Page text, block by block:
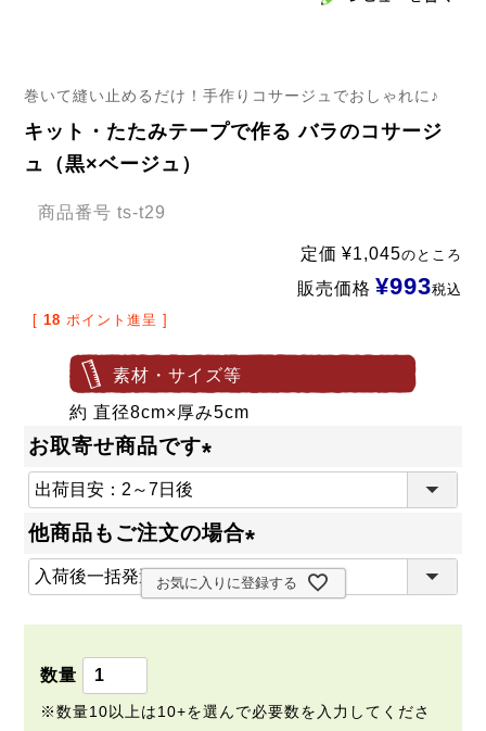
巻いて縫い止めるだけ！手作りコサージュでおしゃれに♪
キット・たたみテープで作る バラのコサージ
ュ（黒×ベージュ）
商品番号 ts-t29
定価 ¥1,045のところ
販売価格 ¥993税込
[ 18 ポイント進呈 ]
素材・サイズ等
約 直径8cm×厚み5cm
お取寄せ商品です
必
)
他商品もご注文の場合
(
お気に入りに登録する